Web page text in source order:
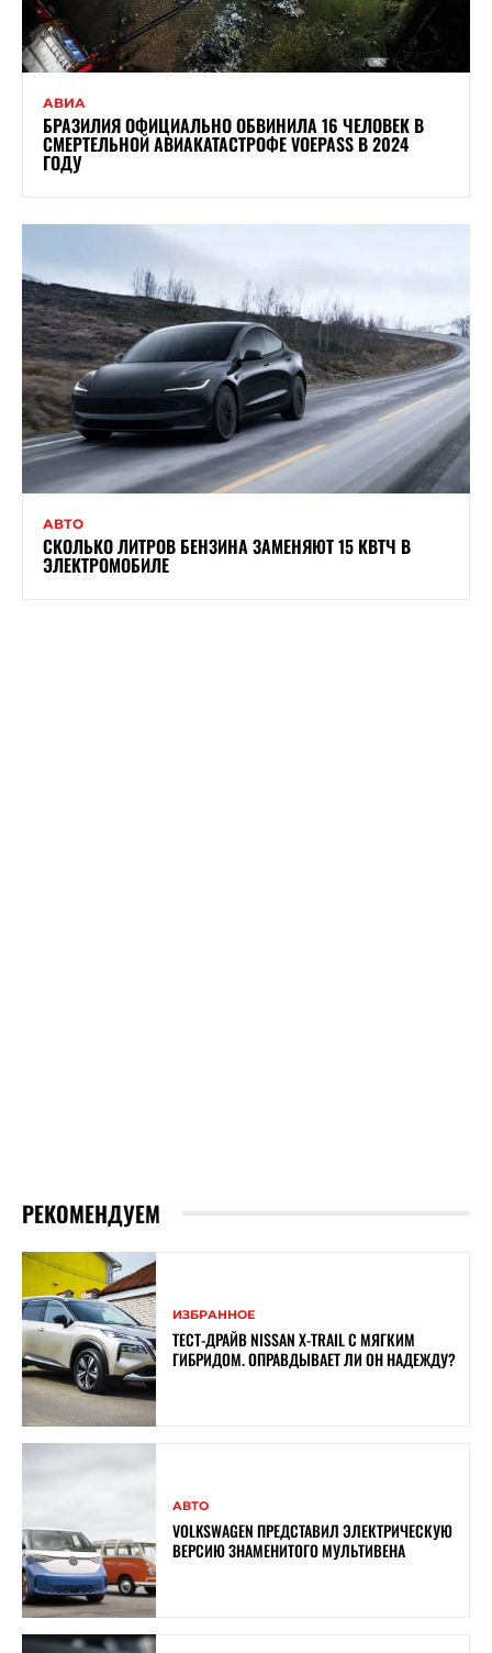
АВИА
БРАЗИЛИЯ ОФИЦИАЛЬНО ОБВИНИЛА 16 ЧЕЛОВЕК В
СМЕРТЕЛЬНОЙ АВИАКАТАСТРОФЕ VOEPASS В 2024
ГОДУ
АВТО
СКОЛЬКО ЛИТРОВ БЕНЗИНА ЗАМЕНЯЮТ 15 КВТЧ В
ЭЛЕКТРОМОБИЛЕ
РЕКОМЕНДУЕМ
ИЗБРАННОЕ
ТЕСТ-ДРАЙВ NISSAN X-TRAIL С МЯГКИМ
ГИБРИДОМ. ОПРАВДЫВАЕТ ЛИ ОН НАДЕЖДУ?
АВТО
VOLKSWAGEN ПРЕДСТАВИЛ ЭЛЕКТРИЧЕСКУЮ
ВЕРСИЮ ЗНАМЕНИТОГО МУЛЬТИВЕНА